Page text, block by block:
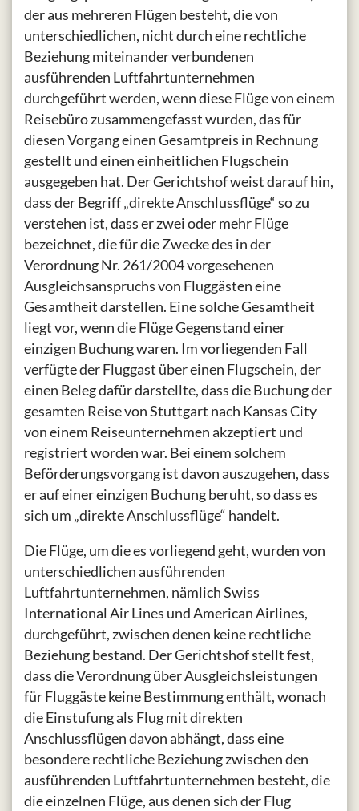
der aus mehreren Flügen besteht, die von
unterschiedlichen, nicht durch eine rechtliche
Beziehung miteinander verbundenen
ausführenden Luftfahrtunternehmen
durchgeführt werden, wenn diese Flüge von einem
Reisebüro zusammengefasst wurden, das für
diesen Vorgang einen Gesamtpreis in Rechnung
gestellt und einen einheitlichen Flugschein
ausgegeben hat. Der Gerichtshof weist darauf hin,
dass der Begriff „direkte Anschlussflüge“ so zu
verstehen ist, dass er zwei oder mehr Flüge
bezeichnet, die für die Zwecke des in der
Verordnung Nr. 261/2004 vorgesehenen
Ausgleichsanspruchs von Fluggästen eine
Gesamtheit darstellen. Eine solche Gesamtheit
liegt vor, wenn die Flüge Gegenstand einer
einzigen Buchung waren. Im vorliegenden Fall
verfügte der Fluggast über einen Flugschein, der
einen Beleg dafür darstellte, dass die Buchung der
gesamten Reise von Stuttgart nach Kansas City
von einem Reiseunternehmen akzeptiert und
registriert worden war. Bei einem solchem
Beförderungsvorgang ist davon auszugehen, dass
er auf einer einzigen Buchung beruht, so dass es
sich um „direkte Anschlussflüge“ handelt.
Die Flüge, um die es vorliegend geht, wurden von
unterschiedlichen ausführenden
Luftfahrtunternehmen, nämlich Swiss
International Air Lines und American Airlines,
durchgeführt, zwischen denen keine rechtliche
Beziehung bestand. Der Gerichtshof stellt fest,
dass die Verordnung über Ausgleichsleistungen
für Fluggäste keine Bestimmung enthält, wonach
die Einstufung als Flug mit direkten
Anschlussflügen davon abhängt, dass eine
besondere rechtliche Beziehung zwischen den
ausführenden Luftfahrtunternehmen besteht, die
die einzelnen Flüge, aus denen sich der Flug